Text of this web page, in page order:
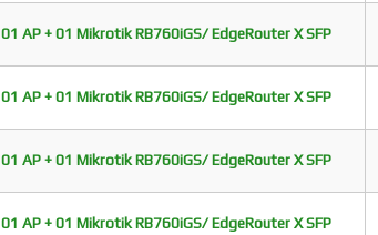
01 AP + 01 Mikrotik RB760iGS/ EdgeRouter X SFP
01 AP + 01 Mikrotik RB760iGS/ EdgeRouter X SFP
01 AP + 01 Mikrotik RB760iGS/ EdgeRouter X SFP
01 AP + 01 Mikrotik RB760iGS/ EdgeRouter X SFP